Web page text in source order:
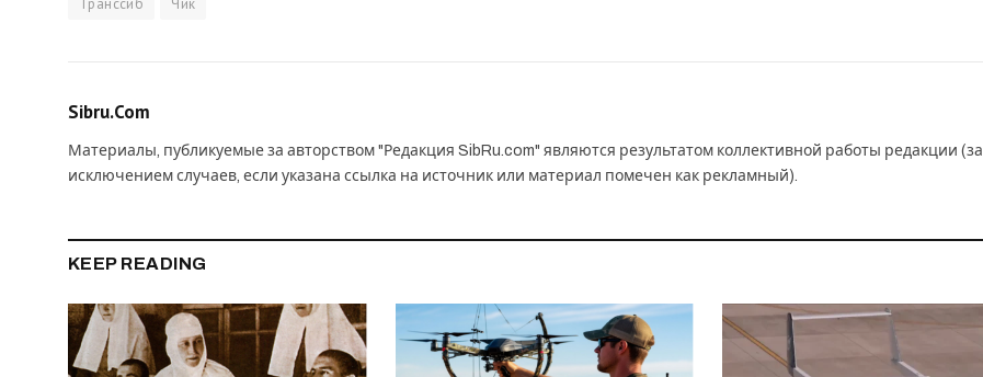
Транссиб
Чик
Sibru.Com
Материалы, публикуемые за авторством "Редакция SibRu.com" являются результатом коллективной работы редакции (за
исключением случаев, если указана ссылка на источник или материал помечен как рекламный).
KEEP READING